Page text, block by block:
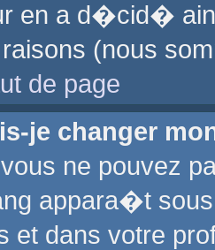
en a d�cid�
(nous
de page
je changer
ne pouvez
appara�t
et dans votre